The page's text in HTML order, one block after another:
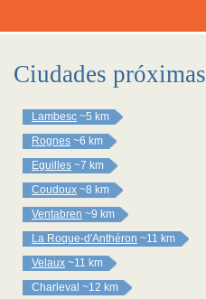
Ciudades próximas
Lambesc ~5 km
Rognes ~6 km
Eguilles ~7 km
Coudoux ~8 km
Ventabren ~9 km
La Roque-d'Anthéron ~11 km
Velaux ~11 km
Charleval ~12 km